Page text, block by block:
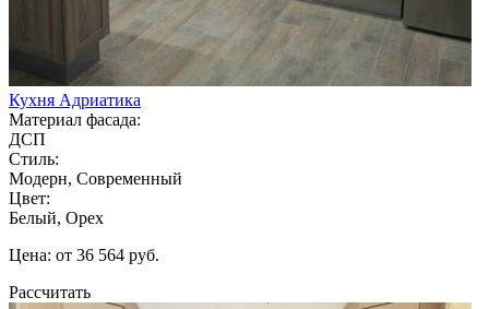
Кухня Адриатика
Материал фасада:
ДСП
Стиль:
Модерн, Современный
Цвет:
Белый, Орех
Цена: от 36 564 руб.
Рассчитать